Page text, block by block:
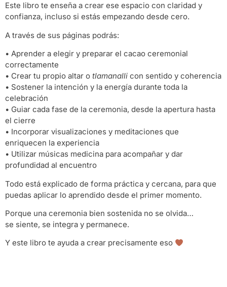
Este libro te enseña a crear ese espacio con claridad y
confianza, incluso si estás empezando desde cero.
A través de sus páginas podrás:
• Aprender a elegir y preparar el cacao ceremonial
correctamente
• Crear tu propio altar o tlamanalli con sentido y coherencia
• Sostener la intención y la energía durante toda la
celebración
• Guiar cada fase de la ceremonia, desde la apertura hasta
el cierre
• Incorporar visualizaciones y meditaciones que
enriquecen la experiencia
• Utilizar músicas medicina para acompañar y dar
profundidad al encuentro
Todo está explicado de forma práctica y cercana, para que
puedas aplicar lo aprendido desde el primer momento.
Porque una ceremonia bien sostenida no se olvida…
se siente, se integra y permanece.
Y este libro te ayuda a crear precisamente eso